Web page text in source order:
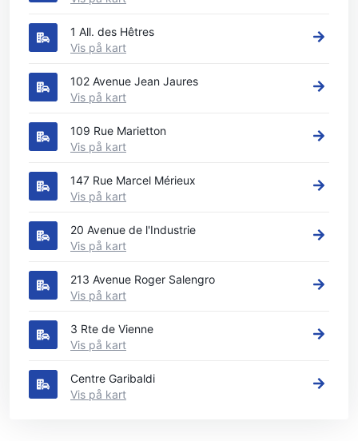
1 All. des Hêtres
Vis på kart
102 Avenue Jean Jaures
Vis på kart
109 Rue Marietton
Vis på kart
147 Rue Marcel Mérieux
Vis på kart
20 Avenue de l'Industrie
Vis på kart
213 Avenue Roger Salengro
Vis på kart
3 Rte de Vienne
Vis på kart
Centre Garibaldi
Vis på kart